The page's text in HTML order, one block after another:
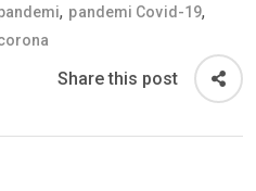
, pandemi Covid-19,
Share this post